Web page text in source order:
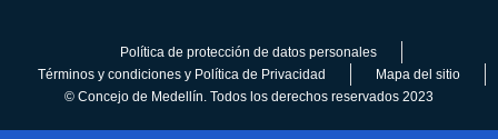
Política de protección de datos personales
Términos y condiciones y Política de Privacidad
Mapa del sitio
© Concejo de Medellín. Todos los derechos reservados 2023